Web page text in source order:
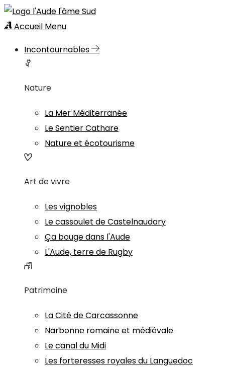
Accueil Menu
Incontournables
Nature
La Mer Méditerranée
Le Sentier Cathare
Nature et écotourisme
Art de vivre
Les vignobles
Le cassoulet de Castelnaudary
Ça bouge dans l'Aude
L'Aude, terre de Rugby
Patrimoine
La Cité de Carcassonne
Narbonne romaine et médiévale
Le canal du Midi
Les forteresses royales du Languedoc